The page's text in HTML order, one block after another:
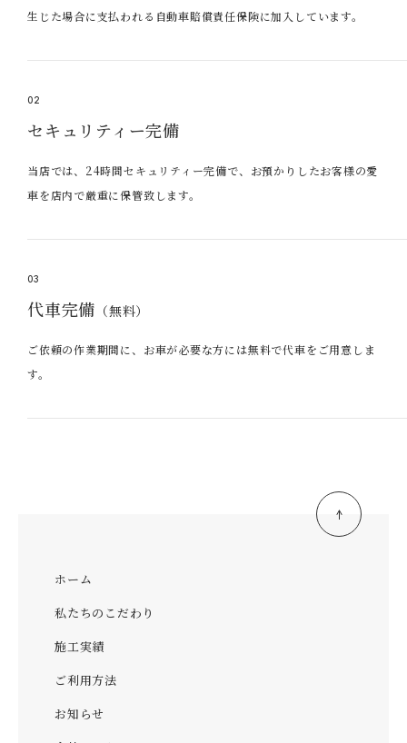
生じた場合に支払われる自動車賠償責任保険に加入しています。
02
セキュリティー完備
当店では、24時間セキュリティー完備で、お預かりしたお客様の愛
車を店内で厳重に保管致します。
03
代車完備 （無料）
ご依頼の作業期間に、お車が必要な方には無料で代車をご用意しま
す。
ホーム
私たちのこだわり
施工実績
ご利用方法
お知らせ